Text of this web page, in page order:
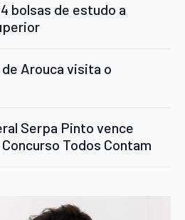
bolsas de estudo a
Arouca visita o
Serpa Pinto vence
Todos Contam